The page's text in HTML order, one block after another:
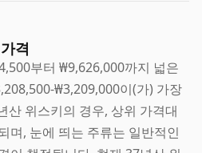
격
부터 ₩9,626,000까지 넓은
₩3,209,000이(가) 가장
산 위스키의 경우, 상위 가격대
며, 눈에 띄는 주류는 일반적인